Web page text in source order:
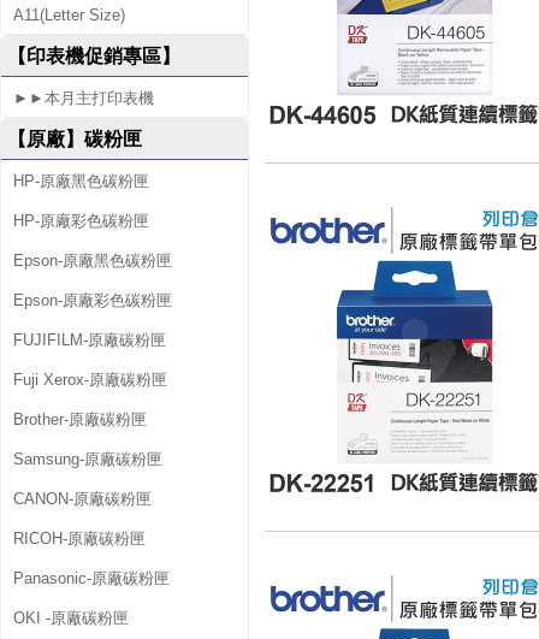
A11(Letter Size)
【印表機促銷專區】
►►本月主打印表機
【原廠】碳粉匣
HP-原廠黑色碳粉匣
HP-原廠彩色碳粉匣
Epson-原廠黑色碳粉匣
Epson-原廠彩色碳粉匣
FUJIFILM-原廠碳粉匣
Fuji Xerox-原廠碳粉匣
Brother-原廠碳粉匣
Samsung-原廠碳粉匣
CANON-原廠碳粉匣
RICOH-原廠碳粉匣
Panasonic-原廠碳粉匣
OKI -原廠碳粉匣